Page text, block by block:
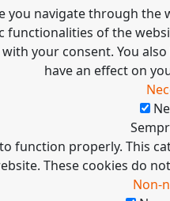
navigate through
of the
your consent. You
have an effect on
function properly. This
These cookies do
Non-